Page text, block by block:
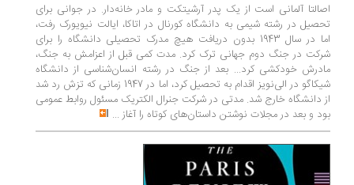
اصالتا آلمانی است از یک پدر آرشیتکت و مادر خانه‌دار. در جوانی برای
تحصیل در رشته شیمی به دانشگاه کورنال در اتاکا، ایالت نیویورک رفت،
اما در سال 1943 بدون دریافت هیچ مدرک تحصیلی دانشگاه را برای
شرکت در جنگ دوم جهانی ترک کرد. مدت کمی قبل از اعزامش به جنگ،
مادرش خودکشی کرد... بعد از جنگ در رشته انسان‌شناسی از دانشگاه
شیکاگو در الی‌نویز اقدام به تحصیل کرد، اما در 1947 زمانی که تزش رد شد
از دانشگاه خارج شد. مدتی در شرکت جنرال الکتریک مسئول روابط عمومی
بود و بعد در مجلات نوشتن داستان‌های کوتاه را آغاز ...